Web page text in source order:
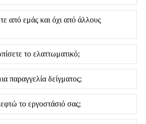
από εμάς και όχι από άλλους
το ελαττωματικό;
παραγγελία δείγματος;
το εργοστάσιό σας;